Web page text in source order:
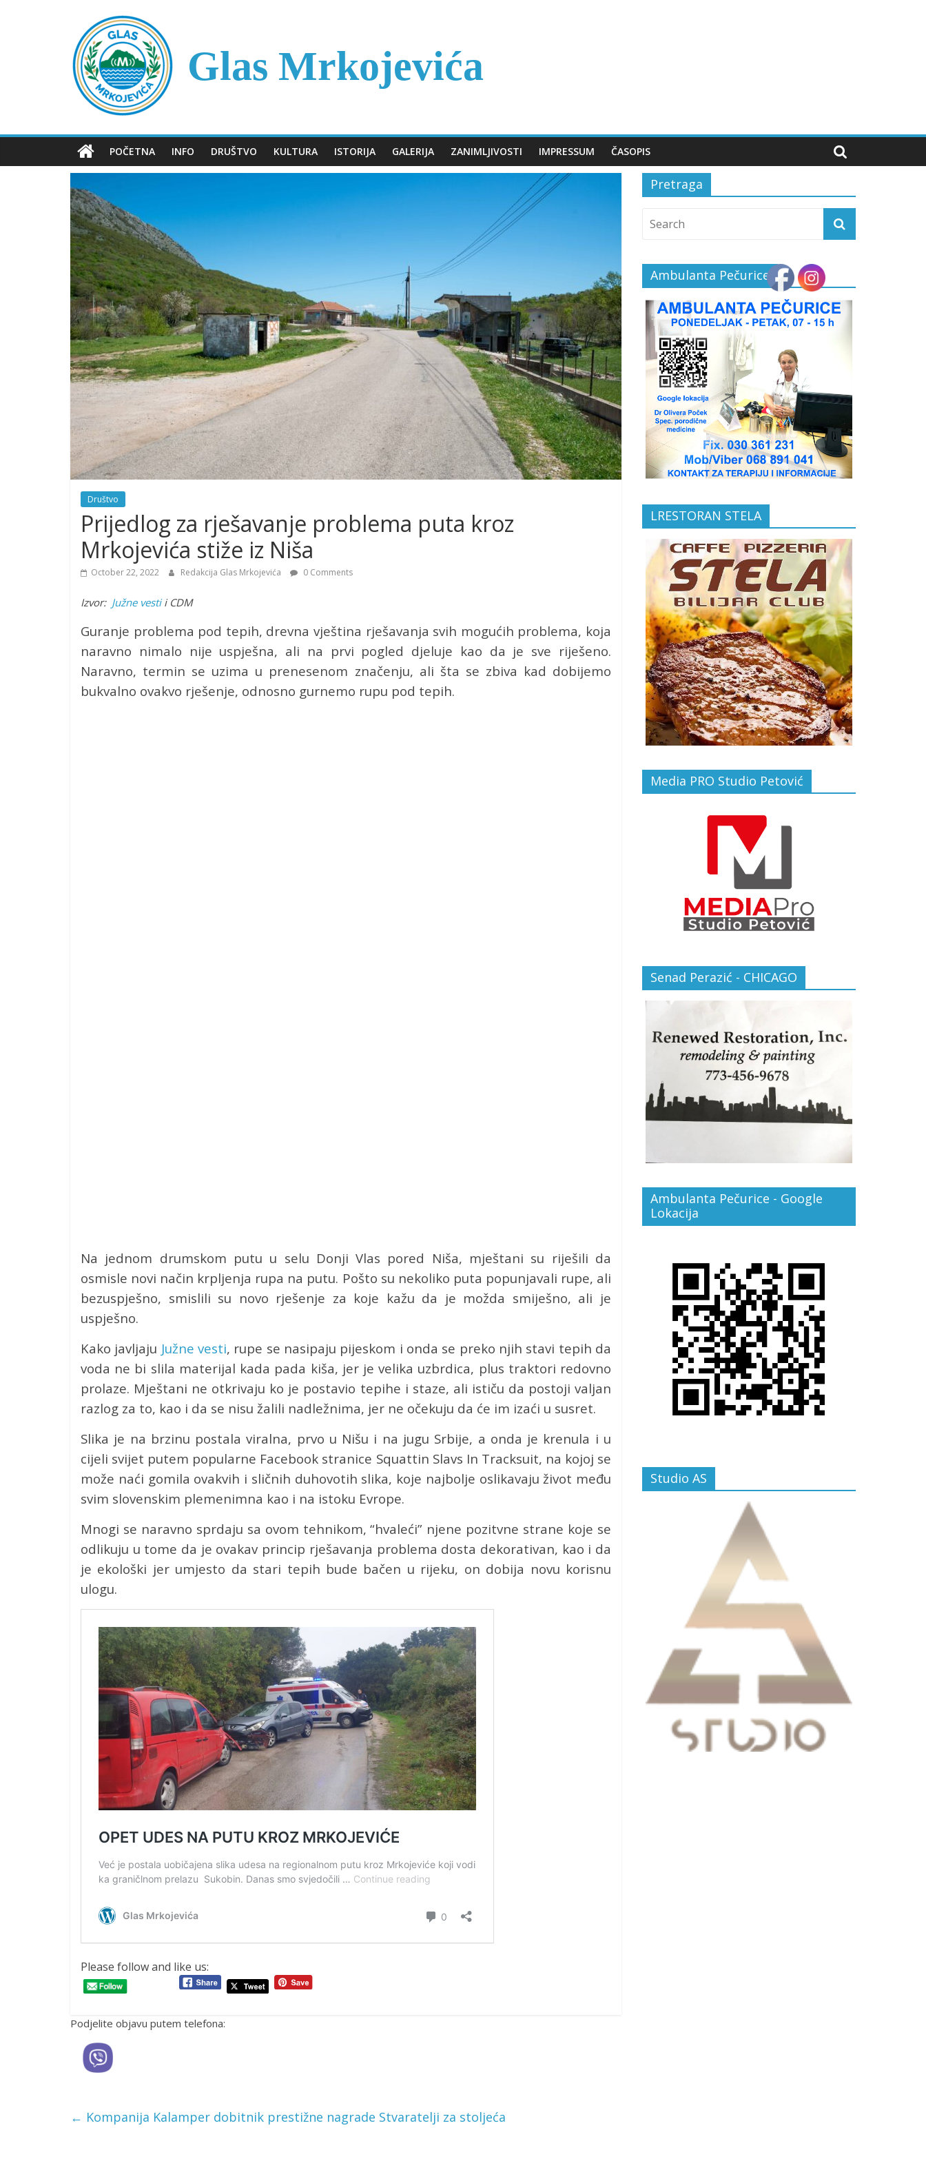
Glas Mrkojevića
POČETNA INFO DRUŠTVO KULTURA ISTORIJA GALERIJA ZANIMLJIVOSTI IMPRESSUM ČASOPIS
Društvo
Prijedlog za rješavanje problema puta kroz
Mrkojevića stiže iz Niša
October 22, 2022 Redakcija Glas Mrkojevića 0 Comments
Izvor: Južne vestii CDM
Guranje problema pod tepih, drevna vještina rješavanja svih mogućih problema, koja
naravno nimalo nije uspješna, ali na prvi pogled djeluje kao da je sve riješeno.
Naravno, termin se uzima u prenesenom značenju, ali šta se zbiva kad dobijemo
bukvalno ovakvo rješenje, odnosno gurnemo rupu pod tepih.
Na jednom drumskom putu u selu Donji Vlas pored Niša, mještani su riješili da
osmisle novi način krpljenja rupa na putu. Pošto su nekoliko puta popunjavali rupe, ali
bezuspješno, smislili su novo rješenje za koje kažu da je možda smiješno, ali je
uspješno.
Kako javljaju Južne vesti, rupe se nasipaju pijeskom i onda se preko njih stavi tepih da
voda ne bi slila materijal kada pada kiša, jer je velika uzbrdica, plus traktori redovno
prolaze. Mještani ne otkrivaju ko je postavio tepihe i staze, ali ističu da postoji valjan
razlog za to, kao i da se nisu žalili nadležnima, jer ne očekuju da će im izaći u susret.
Slika je na brzinu postala viralna, prvo u Nišu i na jugu Srbije, a onda je krenula i u
cijeli svijet putem popularne Facebook stranice Squattin Slavs In Tracksuit, na kojoj se
može naći gomila ovakvih i sličnih duhovotih slika, koje najbolje oslikavaju život među
svim slovenskim plemenimna kao i na istoku Evrope.
Mnogi se naravno sprdaju sa ovom tehnikom, “hvaleći” njene pozitvne strane koje se
odlikuju u tome da je ovakav princip rješavanja problema dosta dekorativan, kao i da
je ekološki jer umjesto da stari tepih bude bačen u rijeku, on dobija novu korisnu
ulogu.
Please follow and like us:
Podjelite objavu putem telefona:
← Kompanija Kalamper dobitnik prestižne nagrade Stvaratelji za stoljeća
Pretraga
Ambulanta Pečurice
LRESTORAN STELA
Media PRO Studio Petović
Senad Perazić - CHICAGO
Ambulanta Pečurice - Google
Lokacija
Studio AS